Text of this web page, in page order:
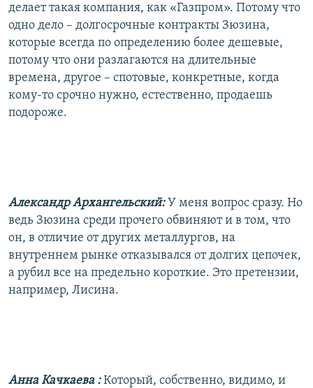
делает такая компания, как «Газпром». Потому что
одно дело – долгосрочные контракты Зюзина,
которые всегда по определению более дешевые,
потому что они разлагаются на длительные
времена, другое – спотовые, конкретные, когда
кому-то срочно нужно, естественно, продаешь
подороже.
Александр Архангельский: У меня вопрос сразу. Но
ведь Зюзина среди прочего обвиняют и в том, что
он, в отличие от других металлургов, на
внутреннем рынке отказывался от долгих цепочек,
а рубил все на предельно короткие. Это претензии,
например, Лисина.
Анна Качкаева : Который, собственно, видимо, и